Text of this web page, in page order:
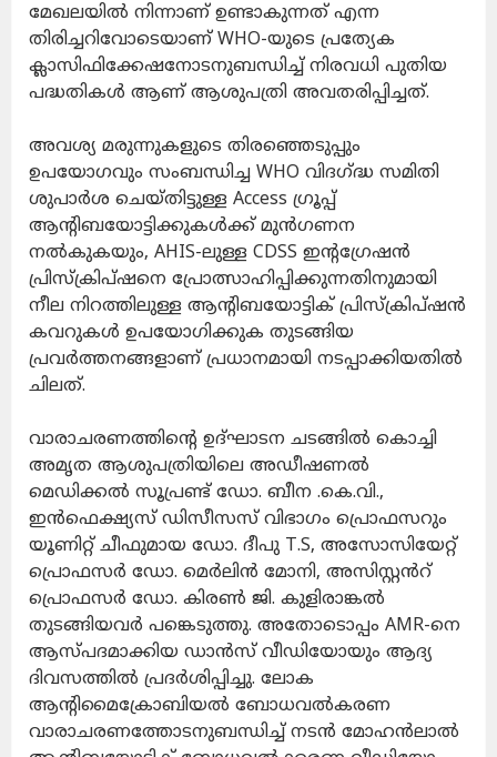
മേഖലയിൽ നിന്നാണ് ഉണ്ടാകുന്നത് എന്ന
തിരിച്ചറിവോടെയാണ് WHO-യുടെ പ്രത്യേക
ക്ലാസിഫിക്കേഷനോടനുബന്ധിച്ച് നിരവധി പുതിയ
പദ്ധതികൾ ആണ് ആശുപത്രി അവതരിപ്പിച്ചത്.
അവശ്യ മരുന്നുകളുടെ തിരഞ്ഞെടുപ്പും
ഉപയോഗവും സംബന്ധിച്ച WHO വിദഗ്ദ്ധ സമിതി
ശുപാർശ ചെയ്തിട്ടുള്ള Access ഗ്രൂപ്പ്
ആന്റിബയോട്ടിക്കുകൾക്ക് മുൻ‌ഗണന
നൽകുകയും, AHIS-ലുള്ള CDSS ഇന്റഗ്രേഷൻ
പ്രിസ്ക്രിപ്ഷനെ പ്രോത്സാഹിപ്പിക്കുന്നതിനുമായി
നീല നിറത്തിലുള്ള ആന്റിബയോട്ടിക് പ്രിസ്ക്രിപ്ഷൻ
കവറുകൾ ഉപയോഗിക്കുക തുടങ്ങിയ
പ്രവർത്തനങ്ങളാണ് പ്രധാനമായി നടപ്പാക്കിയതിൽ
ചിലത്.
വാരാചരണത്തിന്റെ ഉദ്ഘാടന ചടങ്ങിൽ കൊച്ചി
അമൃത ആശുപത്രിയിലെ അഡീഷണൽ
മെഡിക്കൽ സൂപ്രണ്ട് ഡോ. ബീന .കെ.വി.,
ഇൻഫെക്ഷ്യസ് ഡിസീസസ് വിഭാഗം പ്രൊഫസറും
യൂണിറ്റ് ചീഫുമായ ഡോ. ദീപു T.S, അസോസിയേറ്റ്
പ്രൊഫസർ ഡോ. മെർലിൻ മോനി, അസിസ്റ്റൻറ്
പ്രൊഫസർ ഡോ. കിരൺ ജി. കുളിരാങ്കൽ
തുടങ്ങിയവർ പങ്കെടുത്തു. അതോടൊപ്പം AMR-നെ
ആസ്പദമാക്കിയ ഡാൻസ് വീഡിയോയും ആദ്യ
ദിവസത്തിൽ പ്രദർശിപ്പിച്ചു. ലോക
ആന്റിമൈക്രോബിയൽ ബോധവൽകരണ
വാരാചരണത്തോടനുബന്ധിച്ച് നടൻ മോഹൻലാൽ